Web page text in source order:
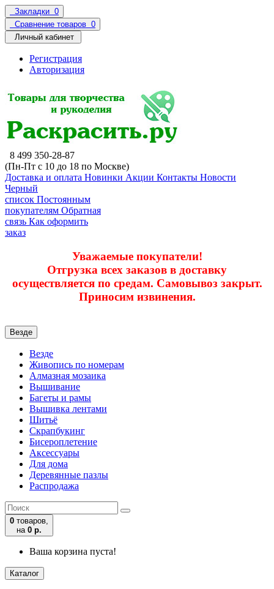
Закладки 0
Сравнение товаров 0
Личный кабинет
Регистрация
Авторизация
8 499 350-28-87
(Пн-Пт с 10 до 18 по Москве)
Доставка и оплата Новинки Акции Контакты Новости
Черный
список Постоянным
покупателям Обратная
связь Как оформить
заказ
Уважаемые покупатели!
Отгрузка всех заказов в доставку
осуществляется по средам. Самовывоз закрыт.
Приносим извинения.
Везде
Везде
Живопись по номерам
Алмазная мозаика
Вышивание
Багеты и рамы
Вышивка лентами
Шитьё
Скрапбукинг
Бисероплетение
Аксессуары
Для дома
Деревянные пазлы
Распродажа
0 товаров,
на 0 р.
Ваша корзина пуста!
Каталог